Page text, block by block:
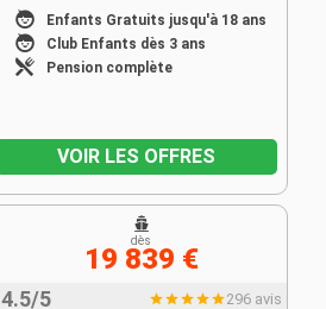
Enfants Gratuits jusqu'à 18 ans
Club Enfants dès 3 ans
Pension complète
VOIR LES OFFRES
4.5/5 296 avis
dès
19 839 €